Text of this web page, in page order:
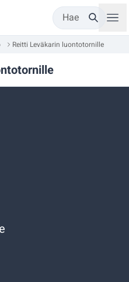
Hae
Reitti Leväkarin luontotornille